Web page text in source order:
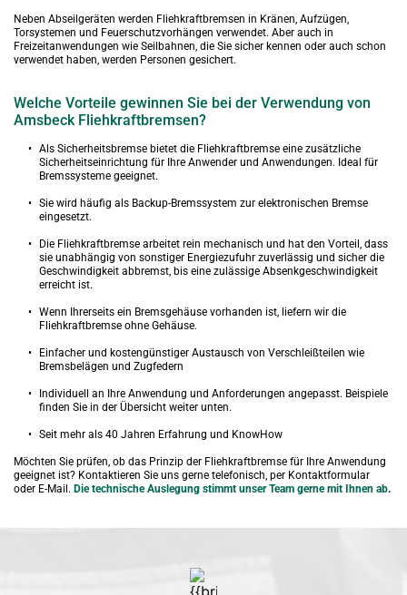
Neben Abseilgeräten werden Fliehkraftbremsen in Kränen, Aufzügen,
Torsystemen und Feuerschutzvorhängen verwendet. Aber auch in
Freizeitanwendungen wie Seilbahnen, die Sie sicher kennen oder auch schon
verwendet haben, werden Personen gesichert.
Welche Vorteile gewinnen Sie bei der Verwendung von
Amsbeck Fliehkraftbremsen?
Als Sicherheitsbremse bietet die Fliehkraftbremse eine zusätzliche
Sicherheitseinrichtung für Ihre Anwender und Anwendungen. Ideal für
Bremssysteme geeignet.
Sie wird häufig als Backup-Bremssystem zur elektronischen Bremse
eingesetzt.
Die Fliehkraftbremse arbeitet rein mechanisch und hat den Vorteil, dass
sie unabhängig von sonstiger Energiezufuhr zuverlässig und sicher die
Geschwindigkeit abbremst, bis eine zulässige Absenkgeschwindigkeit
erreicht ist.
Wenn Ihrerseits ein Bremsgehäuse vorhanden ist, liefern wir die
Fliehkraftbremse ohne Gehäuse.
Einfacher und kostengünstiger Austausch von Verschleißteilen wie
Bremsbelägen und Zugfedern
Individuell an Ihre Anwendung und Anforderungen angepasst. Beispiele
finden Sie in der Übersicht weiter unten.
Seit mehr als 40 Jahren Erfahrung und KnowHow
Möchten Sie prüfen, ob das Prinzip der Fliehkraftbremse für Ihre Anwendung
geeignet ist? Kontaktieren Sie uns gerne telefonisch, per Kontaktformular
oder E-Mail. Die technische Auslegung stimmt unser Team gerne mit Ihnen ab.